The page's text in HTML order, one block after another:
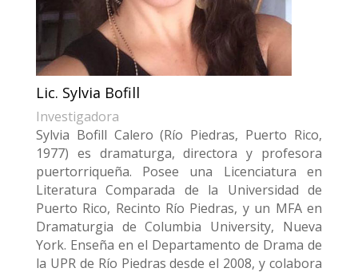
Lic. Sylvia Bofill
Investigadora
Sylvia Bofill Calero (Río Piedras, Puerto Rico,
1977) es dramaturga, directora y profesora
puertorriqueña. Posee una Licenciatura en
Literatura Comparada de la Universidad de
Puerto Rico, Recinto Río Piedras, y un MFA en
Dramaturgia de Columbia University, Nueva
York. Enseña en el Departamento de Drama de
la UPR de Río Piedras desde el 2008, y colabora